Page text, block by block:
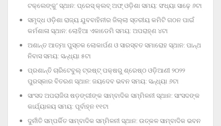
ଟକ୍‌ଲେଙ୍କୁ’ ସ୍ଥାନ: ପ୍ରେସ୍‌ କ୍ଲବ୍‌ ଅଫ୍‌ ଓଡ଼ିଶା ସମୟ: ସଂଧ୍ୟା ସାଢ଼େ ୬ଟା
ସମୃଦ୍ଧ ଓଡ଼ିଶା ରାଜ୍ୟ ଯୁବବାହିନୀର ଜିଲ୍ଲା ସ୍ତରୀୟ କମିଟି ଗଠନ ପାଇଁ
କର୍ମଶାଳା ସ୍ଥାନ: ଲୋହିଆ ଏକାଡେମି ସମୟ: ଅପରାହ୍‌ଣ ୪ଟା
ଅଶାନ୍ତ ଆତ୍ମା ପୁସ୍ତକ ଲୋକାର୍ପଣ ଓ ସାରସ୍ବତ ସମାରୋହ ସ୍ଥାନ: ପାନ୍ଥ
ନିବାସ ସମୟ: ସନ୍ଧ୍ୟା ୫ଟା
ପ୍ରଶାନ୍ତି ଚାରିଟେବୁଲ୍‌ ଟ୍ରଷ୍ଟ୍‌ ପକ୍ଷରୁ ଶ୍ରେଷ୍ଠ ଓଡ଼ିଆଣୀ ୨୦୨୨
ପୁରସ୍କାର ବିତରଣ ସ୍ଥାନ: ଜୟଦେବ ଭବନ ସମୟ: ସନ୍ଧ୍ୟା ୬ଟା
ସାଂସଦ ଅପରାଜିତା ଷଡ଼ଙ୍ଗୀଙ୍କ ସାମ୍ବାଦିକ ସମ୍ମିଳନୀ ସ୍ଥାନ: ସାଂସଦଙ୍କ
କାର୍ଯ୍ୟାଳୟ ସମୟ: ପୂର୍ବାହ୍ନ ୧୧ଟା
ଦୁର୍ନୀତି ସମ୍ପର୍କିତ ସାମ୍ବାଦିକ ସମ୍ମିଳନୀ ସ୍ଥାନ: ଉତ୍କଳ ସାମ୍ବାଦିକ ଭବନ